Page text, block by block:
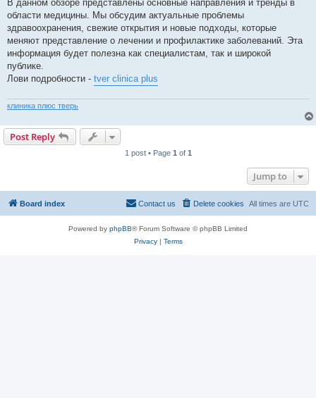
t
В данном обзоре представлены основные направления и тренды в
области медицины. Мы обсудим актуальные проблемы
здравоохранения, свежие открытия и новые подходы, которые
меняют представление о лечении и профилактике заболеваний. Эта
информация будет полезна как специалистам, так и широкой
публике.
Лови подробности - tver clinica plus
клиника плюс тверь
Post Reply
1 post • Page 1 of 1
Jump to
Board index All times are UTC
Delete cookies
Contact us
Powered by phpBB® Forum Software © phpBB Limited
Privacy| Terms